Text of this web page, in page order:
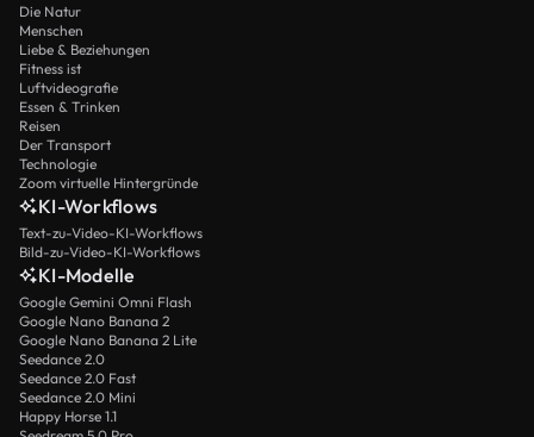
Die Natur
Menschen
Liebe & Beziehungen
Fitness ist
Luftvideografie
Essen & Trinken
Reisen
Der Transport
Technologie
Zoom virtuelle Hintergründe
KI-Workflows
Text-zu-Video-KI-Workflows
Bild-zu-Video-KI-Workflows
KI-Modelle
Google Gemini Omni Flash
Google Nano Banana 2
Google Nano Banana 2 Lite
Seedance 2.0
Seedance 2.0 Fast
Seedance 2.0 Mini
Happy Horse 1.1